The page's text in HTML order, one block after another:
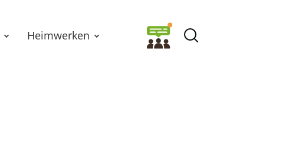
Heimwerken